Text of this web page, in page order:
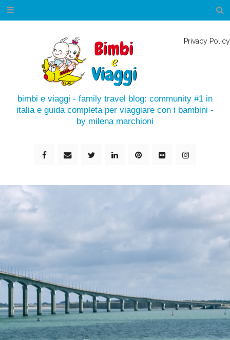
Privacy Policy
bimbi e viaggi - family travel blog: community #1 in
italia e guida completa per viaggiare con i bambini -
by milena marchioni